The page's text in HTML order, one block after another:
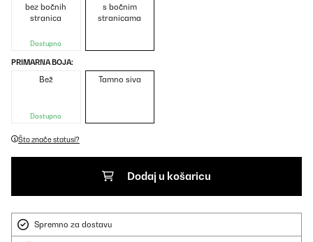
bez bočnih
stranica
Dostupno
s bočnim
stranicama
PRIMARNA BOJA:
Bež
Dostupno
Tamno siva
Što znače statusi?
Dodaj u košaricu
Spremno za dostavu